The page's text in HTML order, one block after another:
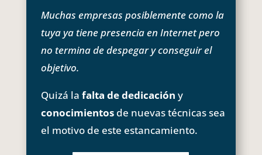
Muchas empresas posiblemente como la
tuya ya tiene presencia en Internet pero
no termina de despegar y conseguir el
objetivo.
Quizá la falta de dedicación y
conocimientosde nuevas técnicas sea
el motivo de este estancamiento.